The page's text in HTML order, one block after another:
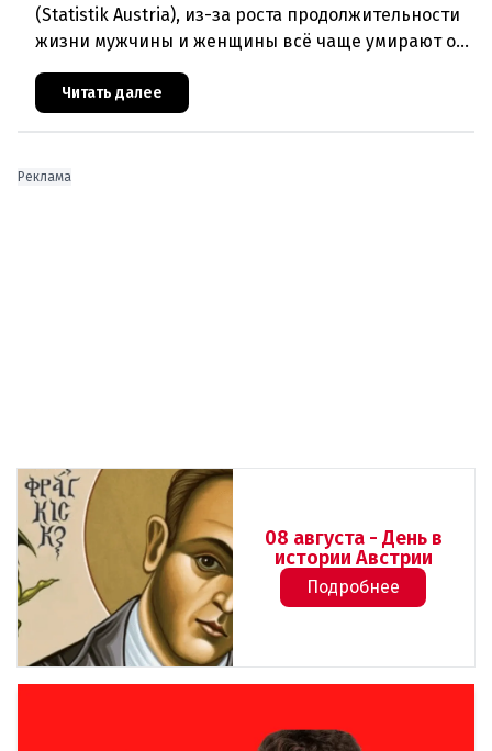
(Statistik Austria), из-за роста продолжительности
жизни мужчины и женщины всё чаще умирают от
Австрии скончались
Читать далее
Реклама
08 августа - День в
истории Австрии
Подробнее